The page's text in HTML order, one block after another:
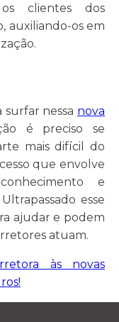
clientes dos
auxiliando-os em
nessa nova
é preciso se
mais difícil do
que envolve
e
esse
ajudar e podem
atuam.
às novas